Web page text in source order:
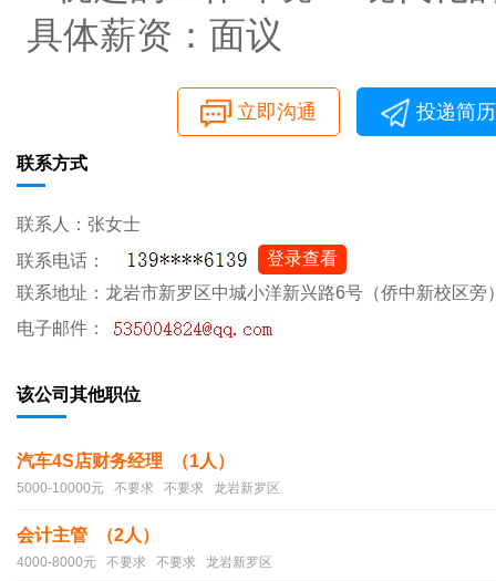
具体薪资：面议
立即沟通 投递简历
联系方式
联系人：张女士
联系电话：
登录查看
联系地址：龙岩市新罗区中城小洋新兴路6号（侨中新校区旁
电子邮件：
该公司其他职位
汽车4S店财务经理 （1人）
5000-10000元 不要求 不要求 龙岩新罗区
会计主管 （2人）
4000-8000元 不要求 不要求 龙岩新罗区